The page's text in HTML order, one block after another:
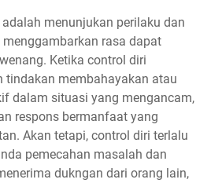
menunjukan perilaku dan
rasa dapat
Ketika control diri
tindakan membahayakan atau
dalam situasi yang mengancam,
respons bermanfaat yang
Akan tetapi, control diri terlalu
pemecahan masalah dan
dukngan dari orang lain,